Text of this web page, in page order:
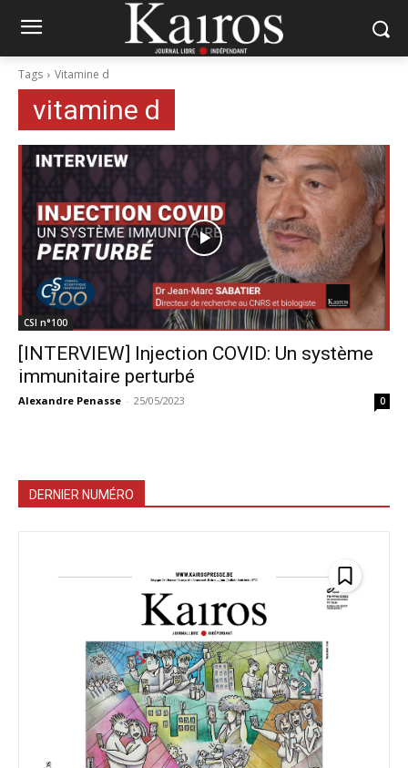
Tags Vitamine d
vitamine d
CSI n°100
[INTERVIEW] Injection COVID: Un système
immunitaire perturbé
Alexandre Penasse - 25/05/2023 0
DERNIER NUMÉRO